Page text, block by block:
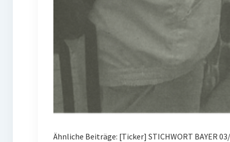
Ähnliche Beiträge: [Ticker] STICHWORT BAYER